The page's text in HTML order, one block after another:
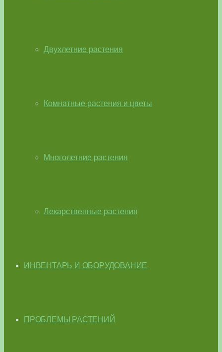
Двухлетние растения
Комнатные растения и цветы
Многолетние растения
Лекарственные растения
ИНВЕНТАРЬ И ОБОРУДОВАНИЕ
ПРОБЛЕМЫ РАСТЕНИЙ